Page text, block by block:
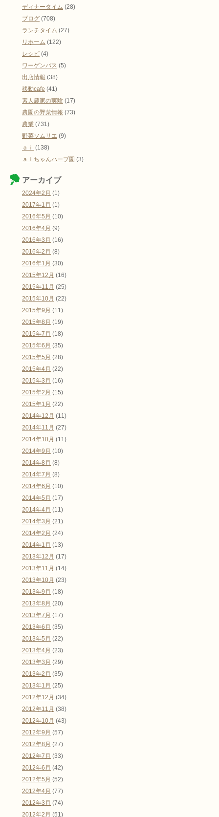
ディナータイム (28)
ブログ (708)
ランチタイム (27)
リホーム (122)
レシピ (4)
ワーゲンバス (5)
出店情報 (38)
移動cafe (41)
素人農家の実験 (17)
農園の野菜情報 (73)
農業 (731)
野菜ソムリエ (9)
ａｉ (138)
ａｉちゃんハーブ園 (3)
アーカイブ
2024年2月 (1)
2017年1月 (1)
2016年5月 (10)
2016年4月 (9)
2016年3月 (16)
2016年2月 (8)
2016年1月 (30)
2015年12月 (16)
2015年11月 (25)
2015年10月 (22)
2015年9月 (11)
2015年8月 (19)
2015年7月 (18)
2015年6月 (35)
2015年5月 (28)
2015年4月 (22)
2015年3月 (16)
2015年2月 (15)
2015年1月 (22)
2014年12月 (11)
2014年11月 (27)
2014年10月 (11)
2014年9月 (10)
2014年8月 (8)
2014年7月 (8)
2014年6月 (10)
2014年5月 (17)
2014年4月 (11)
2014年3月 (21)
2014年2月 (24)
2014年1月 (13)
2013年12月 (17)
2013年11月 (14)
2013年10月 (23)
2013年9月 (18)
2013年8月 (20)
2013年7月 (17)
2013年6月 (35)
2013年5月 (22)
2013年4月 (23)
2013年3月 (29)
2013年2月 (35)
2013年1月 (25)
2012年12月 (34)
2012年11月 (38)
2012年10月 (43)
2012年9月 (57)
2012年8月 (27)
2012年7月 (33)
2012年6月 (42)
2012年5月 (52)
2012年4月 (77)
2012年3月 (74)
2012年2月 (51)